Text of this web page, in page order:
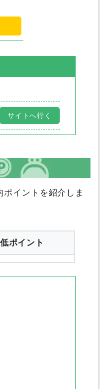
サイトへ行く
イントを紹介しま